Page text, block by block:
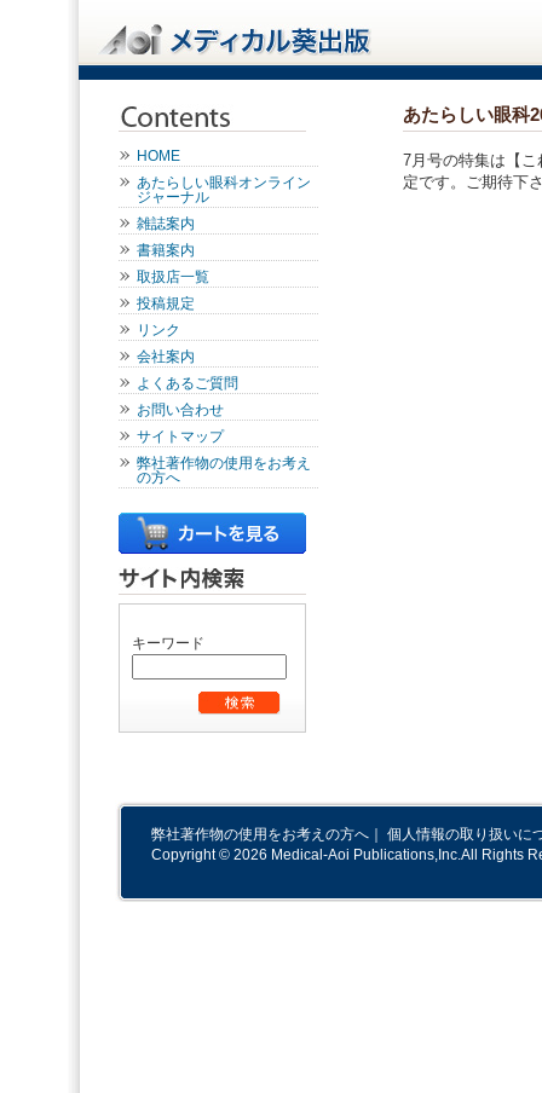
HOME
あたらしい眼科オンライン
ジャーナル
雑誌案内
書籍案内
取扱店一覧
投稿規定
リンク
会社案内
よくあるご質問
お問い合わせ
サイトマップ
弊社著作物の使用をお考え
の方へ
キーワード
あたらしい眼科
7月号の特集は【
定です。ご期待下
弊社著作物の使用をお考えの方へ ｜ 個人情報の取り扱いに
Copyright © 2026 Medical-Aoi Publications,Inc.All Rights